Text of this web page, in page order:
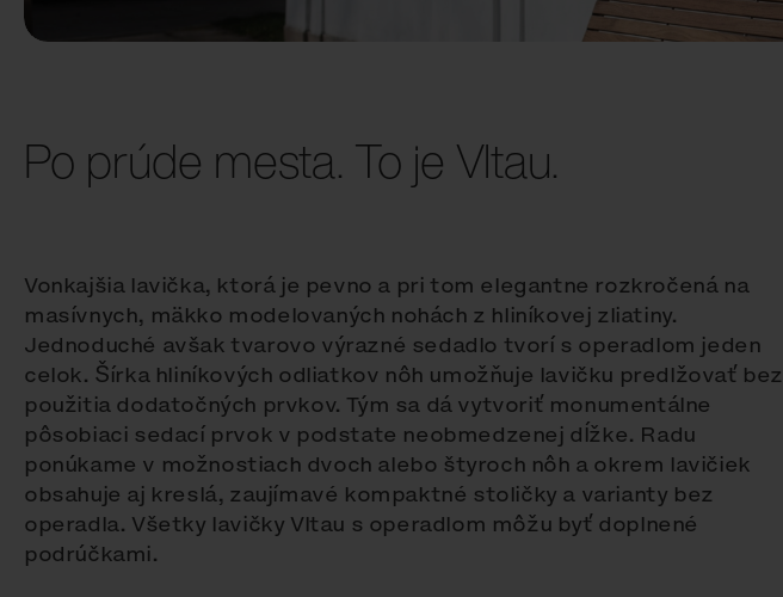
Po prúde mesta. To je Vltau.
Vonkajšia lavička, ktorá je pevno a pri tom elegantne rozkročená na
masívnych, mäkko modelovaných nohách z hliníkovej zliatiny.
Jednoduché avšak tvarovo výrazné sedadlo tvorí s operadlom jeden
celok. Šírka hliníkových odliatkov nôh umožňuje lavičku predlžovať bez
použitia dodatočných prvkov. Tým sa dá vytvoriť monumentálne
pôsobiaci sedací prvok v podstate neobmedzenej dĺžke. Radu
ponúkame v možnostiach dvoch alebo štyroch nôh a okrem lavičiek
obsahuje aj kreslá, zaujímavé kompaktné stoličky a varianty bez
operadla. Všetky lavičky Vltau s operadlom môžu byť doplnené
podrúčkami.